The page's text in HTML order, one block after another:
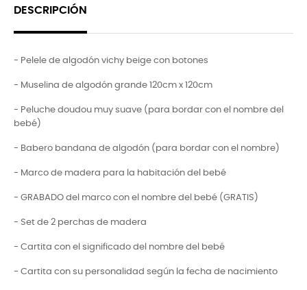
DESCRIPCIÓN
- Pelele de algodón vichy beige con botones
- Muselina de algodón grande 120cm x 120cm
- Peluche doudou muy suave (para bordar con el nombre del
bebé)
- Babero bandana de algodón (para bordar con el nombre)
- Marco de madera para la habitación del bebé
- GRABADO del marco con el nombre del bebé (GRATIS)
- Set de 2 perchas de madera
- Cartita con el significado del nombre del bebé
- Cartita con su personalidad según la fecha de nacimiento